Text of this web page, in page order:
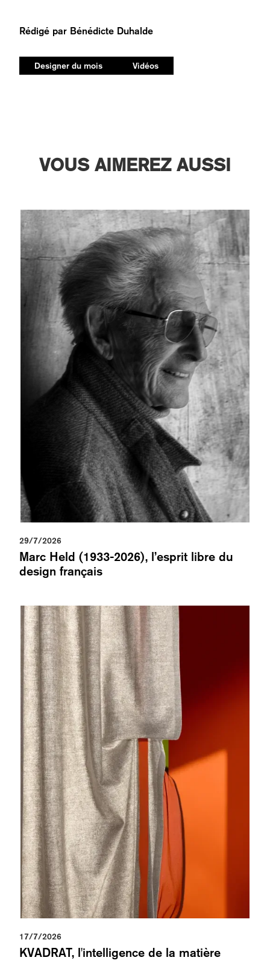
Rédigé par Bénédicte Duhalde
Designer du mois Vidéos
VOUS AIMEREZ AUSSI
29/7/2026
Marc Held (1933-2026), l’esprit libre du
design français
17/7/2026
KVADRAT, l'intelligence de la matière